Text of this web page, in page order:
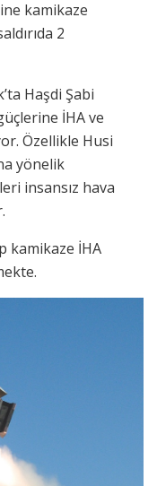
kamikaze
2
Haşdi Şabi
İHA ve
Özellikle Husi
yönelik
insansız hava
kamikaze İHA